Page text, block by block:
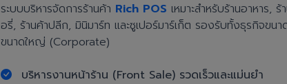
ระบบบริหารจัดการร้านค้า Rich POS เหมาะสำหรับร้านอาหาร,
อรี่, ร้านค้าปลีก, มินิมาร์ท และซูเปอร์มาร์เก็ต รองรับทั้งธุรกิจขนา
ขนาดใหญ่ (Corporate)
บริหารงานหน้าร้าน (Front Sale) รวดเร็วและแม่นยำ